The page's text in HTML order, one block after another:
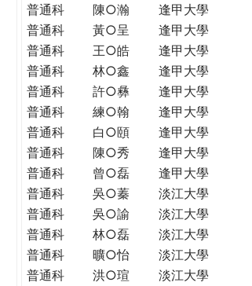
普通科
陳○瀚 逢甲大學
普通科
黃○呈 逢甲大學
普通科
王○皓 逢甲大學
普通科
林○鑫 逢甲大學
普通科
許○彝 逢甲大學
普通科
練○翰 逢甲大學
普通科
白○頤 逢甲大學
普通科
陳○秀 逢甲大學
普通科
曾○磊 逢甲大學
普通科
吳○蓁 淡江大學
普通科
吳○諭 淡江大學
普通科
林○磊 淡江大學
普通科
曠○怡 淡江大學
普通科
洪○瑄 淡江大學